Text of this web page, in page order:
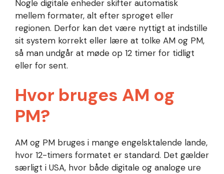
Nogle digitale enheder skifter automatisk
mellem formater, alt efter sproget eller
regionen. Derfor kan det være nyttigt at indstille
sit system korrekt eller lære at tolke AM og PM,
så man undgår at møde op 12 timer for tidligt
eller for sent.
Hvor bruges AM og
PM?
AM og PM bruges i mange engelsktalende lande,
hvor 12-timers formatet er standard. Det gælder
særligt i USA, hvor både digitale og analoge ure